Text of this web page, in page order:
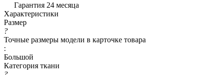
Гарантия 24 месяца
Характеристики
Размер
?
Точные размеры модели в карточке товара
:
Большой
Категория ткани